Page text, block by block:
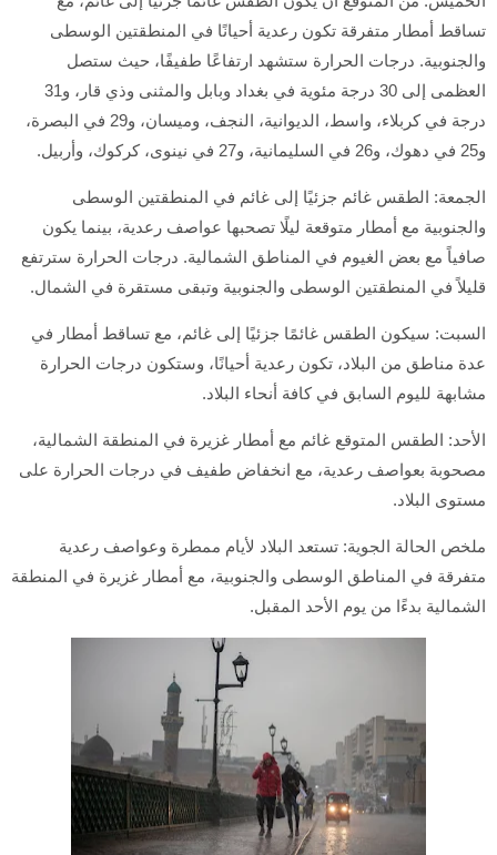
تساقط أمطار متفرقة تكون رعدية أحيانًا في المنطقتين الوسطى
والجنوبية. درجات الحرارة ستشهد ارتفاعًا طفيفًا، حيث ستصل
العظمى إلى 30 درجة مئوية في بغداد وبابل والمثنى وذي قار، و31
درجة في كربلاء، واسط، الديوانية، النجف، وميسان، و29 في البصرة،
و25 في دهوك، و26 في السليمانية، و27 في نينوى، كركوك، وأربيل.
الجمعة: الطقس غائم جزئيًا إلى غائم في المنطقتين الوسطى
والجنوبية مع أمطار متوقعة ليلًا تصحبها عواصف رعدية، بينما يكون
صافياً مع بعض الغيوم في المناطق الشمالية. درجات الحرارة سترتفع
قليلاً في المنطقتين الوسطى والجنوبية وتبقى مستقرة في الشمال.
السبت: سيكون الطقس غائمًا جزئيًا إلى غائم، مع تساقط أمطار في
عدة مناطق من البلاد، تكون رعدية أحيانًا، وستكون درجات الحرارة
مشابهة لليوم السابق في كافة أنحاء البلاد.
الأحد: الطقس المتوقع غائم مع أمطار غزيرة في المنطقة الشمالية،
مصحوبة بعواصف رعدية، مع انخفاض طفيف في درجات الحرارة على
مستوى البلاد.
ملخص الحالة الجوية: تستعد البلاد لأيام ممطرة وعواصف رعدية
متفرقة في المناطق الوسطى والجنوبية، مع أمطار غزيرة في المنطقة
الشمالية بدءًا من يوم الأحد المقبل.